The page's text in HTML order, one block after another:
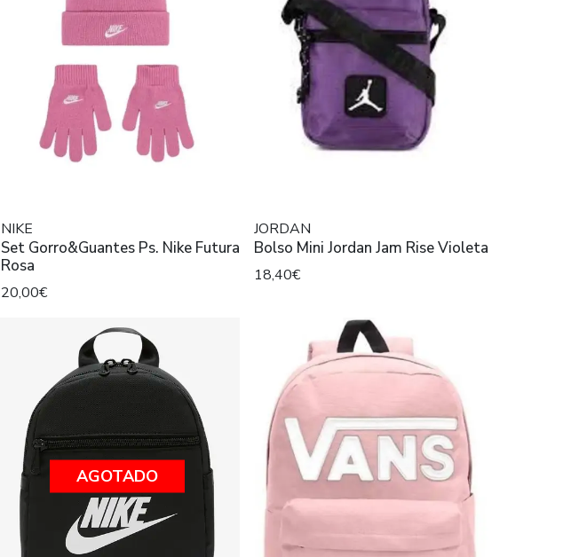
NIKE
Set Gorro&Guantes Ps. Nike Futura
Rosa
20,00€
JORDAN
Bolso Mini Jordan Jam Rise Violeta
18,40€
AGOTADO